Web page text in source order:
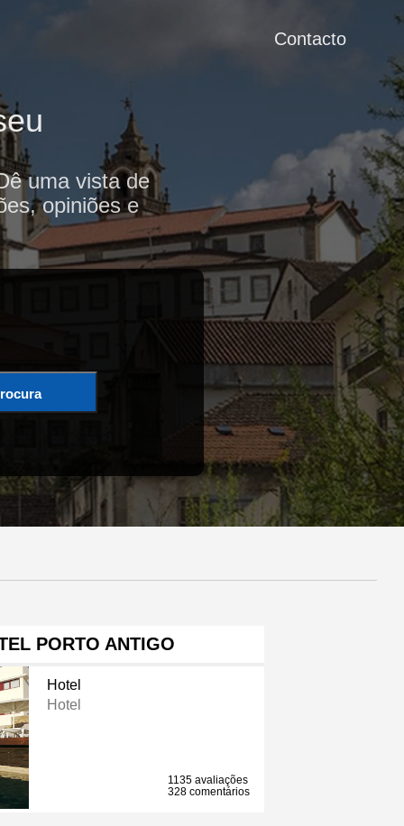
Contacto
uma vista de
opiniões e
PORTO ANTIGO
Hotel
Hotel
1135 avaliações
328 comentários